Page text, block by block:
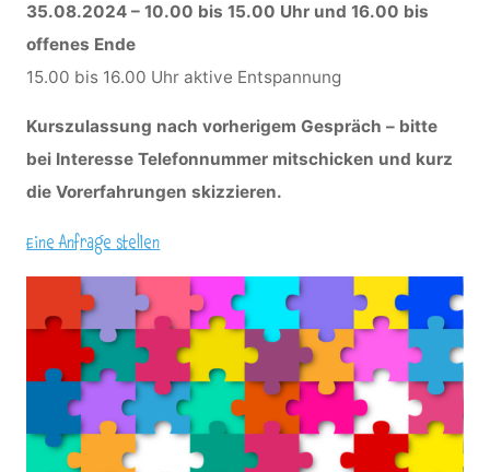
35.08.2024 – 10.00 bis 15.00 Uhr und 16.00 bis
offenes Ende
15.00 bis 16.00 Uhr aktive Entspannung
Kurszulassung nach vorherigem Gespräch – bitte
bei Interesse Telefonnummer mitschicken und kurz
die Vorerfahrungen skizzieren.
Eine Anfrage stellen